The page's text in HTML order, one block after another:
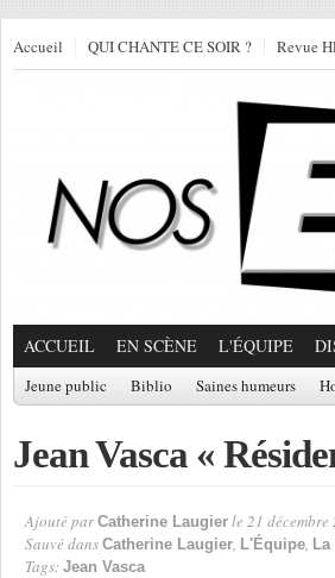
Accueil QUI CHANTE CE SOIR ? Revue
ACCUEIL EN SCÈNE L'ÉQUIPE
Jeune public Biblio Saines humeurs
Jean Vasca «
Ajouté par Catherine Laugier le 21 décembre
Sauvé dans Catherine Laugier, L'Équipe,
Tags: Jean Vasca